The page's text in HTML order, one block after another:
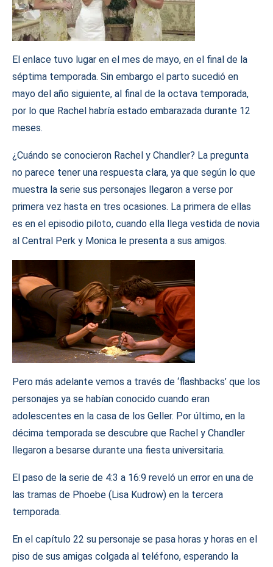
El enlace tuvo lugar en el mes de mayo, en el final de la
séptima temporada. Sin embargo el parto sucedió en
mayo del año siguiente, al final de la octava temporada,
por lo que Rachel habría estado embarazada durante 12
meses.
¿Cuándo se conocieron Rachel y Chandler? La pregunta
no parece tener una respuesta clara, ya que según lo que
muestra la serie sus personajes llegaron a verse por
primera vez hasta en tres ocasiones. La primera de ellas
es en el episodio piloto, cuando ella llega vestida de novia
al Central Perk y Monica le presenta a sus amigos.
Pero más adelante vemos a través de ‘flashbacks’ que los
personajes ya se habían conocido cuando eran
adolescentes en la casa de los Geller. Por último, en la
décima temporada se descubre que Rachel y Chandler
llegaron a besarse durante una fiesta universitaria.
El paso de la serie de 4:3 a 16:9 reveló un error en una de
las tramas de Phoebe (Lisa Kudrow) en la tercera
temporada.
En el capítulo 22 su personaje se pasa horas y horas en el
piso de sus amigas colgada al teléfono, esperando la